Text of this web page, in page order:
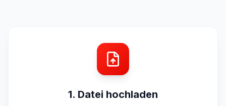
1. Datei hochladen